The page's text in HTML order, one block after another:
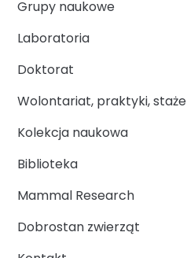
Grupy naukowe
Laboratoria
Doktorat
Wolontariat, praktyki, staże
Kolekcja naukowa
Biblioteka
Mammal Research
Dobrostan zwierząt